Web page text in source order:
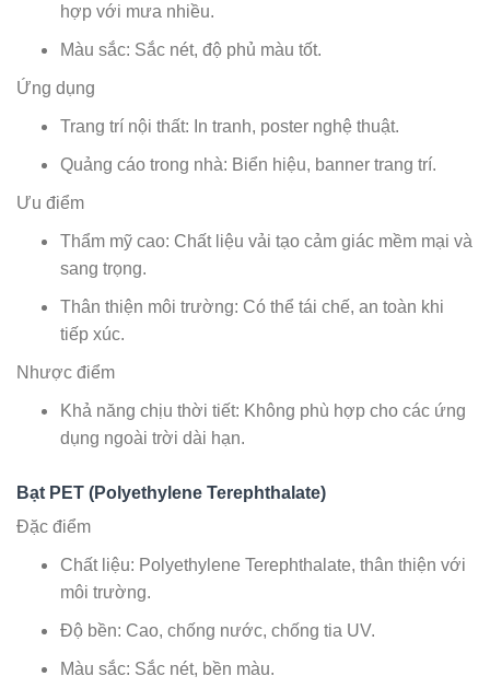
hợp với mưa nhiều.
Màu sắc: Sắc nét, độ phủ màu tốt.
Ứng dụng
Trang trí nội thất: In tranh, poster nghệ thuật.
Quảng cáo trong nhà: Biển hiệu, banner trang trí.
Ưu điểm
Thẩm mỹ cao: Chất liệu vải tạo cảm giác mềm mại và
sang trọng.
Thân thiện môi trường: Có thể tái chế, an toàn khi
tiếp xúc.
Nhược điểm
Khả năng chịu thời tiết: Không phù hợp cho các ứng
dụng ngoài trời dài hạn.
Bạt PET (Polyethylene Terephthalate)
Đặc điểm
Chất liệu: Polyethylene Terephthalate, thân thiện với
môi trường.
Độ bền: Cao, chống nước, chống tia UV.
Màu sắc: Sắc nét, bền màu.